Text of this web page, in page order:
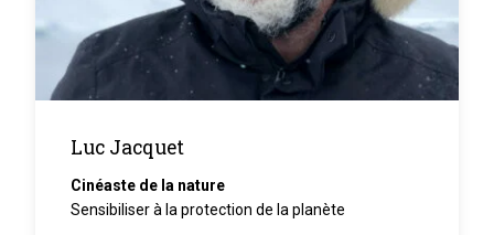
Luc Jacquet
Cinéaste de la nature
Sensibiliser à la protection de la planète